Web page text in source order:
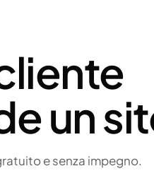
un
e senza impegno.